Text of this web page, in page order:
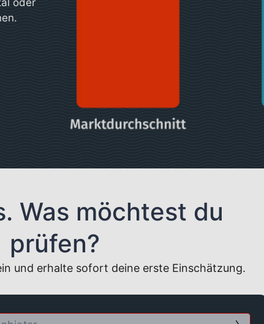
Was möchtest du
prüfen?
und erhalte sofort deine erste Einschätzung.